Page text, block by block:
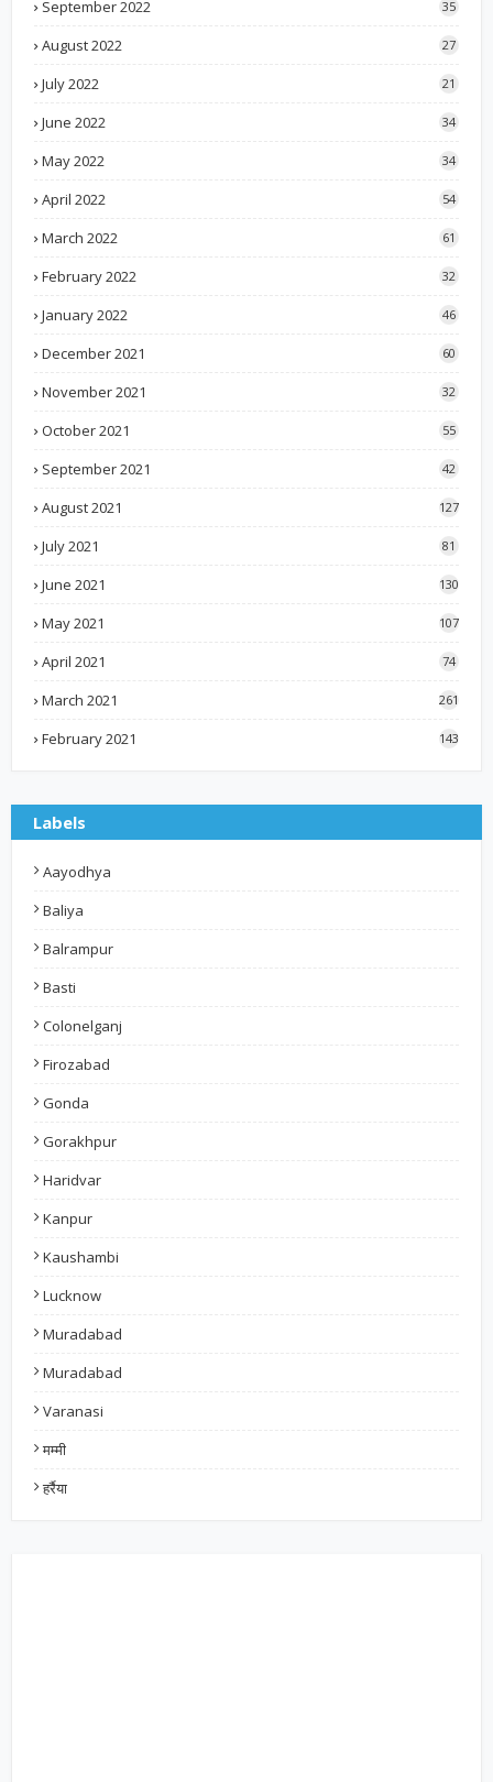
September 2022 35
August 2022 27
July 2022 21
June 2022 34
May 2022 34
April 2022 54
March 2022 61
February 2022 32
January 2022 46
December 2021 60
November 2021 32
October 2021 55
September 2021 42
August 2021 127
July 2021 81
June 2021 130
May 2021 107
April 2021 74
March 2021 261
February 2021 143
Labels
Aayodhya
Baliya
Balrampur
Basti
Colonelganj
Firozabad
Gonda
Gorakhpur
Haridvar
Kanpur
Kaushambi
Lucknow
Muradabad
Muradabad
Varanasi
मम्मी
हर्रैया